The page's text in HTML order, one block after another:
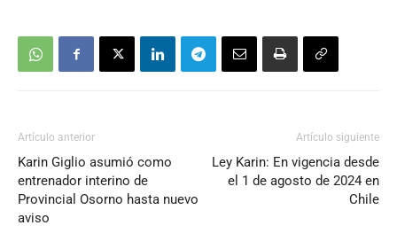
Artículo anterior
Karin Giglio asumió como
entrenador interino de
Provincial Osorno hasta nuevo
aviso
Artículo siguiente
Ley Karin: En vigencia desde
el 1 de agosto de 2024 en
Chile